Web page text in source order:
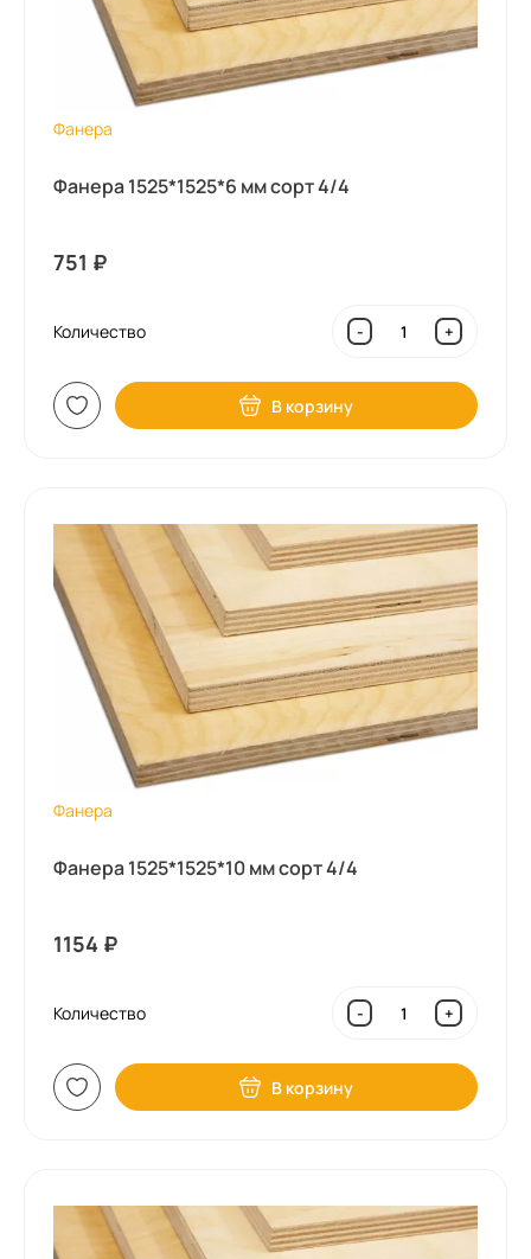
Фанера
Фанера 1525*1525*6 мм сорт 4/4
751 ₽
Количество - +
В корзину
Фанера
Фанера 1525*1525*10 мм сорт 4/4
1154 ₽
Количество - +
В корзину